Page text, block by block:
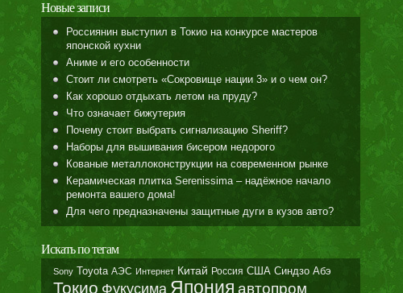
Новые записи
Россиянин выступил в Токио на конкурсе мастеров
японской кухни
Аниме и его особенности
Стоит ли смотреть «Сокровище нации 3» и о чем он?
Как хорошо отдыхать летом на пруду?
Что означает бижутерия
Почему стоит выбрать сигнализацию Sheriff?
Наборы для вышивания бисером недорого
Кованые металлоконструкции на современном рынке
Керамическая плитка Serenissima – надёжное начало
ремонта вашего дома!
Для чего предназначены защитные дуги в кузов авто?
Искать по тегам
Sony Toyota АЭС Интернет Китай Россия США Синдзо Абэ
Токио Фукусима Япония автопром